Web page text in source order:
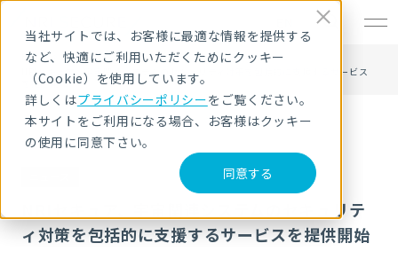
当社サイトでは、お客様に最適な情報を提供する
など、快適にご利用いただくためにクッキー
（Cookie）を使用しています。
詳しくはプライバシーポリシーをご覧ください。
本サイトをご利用になる場合、お客様はクッキー
の使用に同意下さい。
同意する
HOME
ニュース・トピックス
NRIセキュア、宇宙関連システムのセキュリティ対策を包括的に支援するサービス
を提供開始
NRIセキュア、宇宙関連システムのセキュリテ
ィ対策を包括的に支援するサービスを提供開始